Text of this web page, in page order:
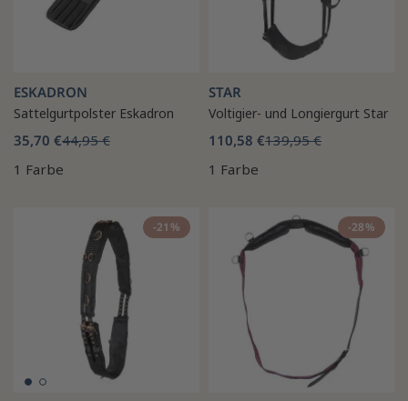
ESKADRON
Sattelgurtpolster Eskadron
35,70 €44,95 €
1 Farbe
STAR
Voltigier- und Longiergurt Star
110,58 €139,95 €
1 Farbe
-21% -28%